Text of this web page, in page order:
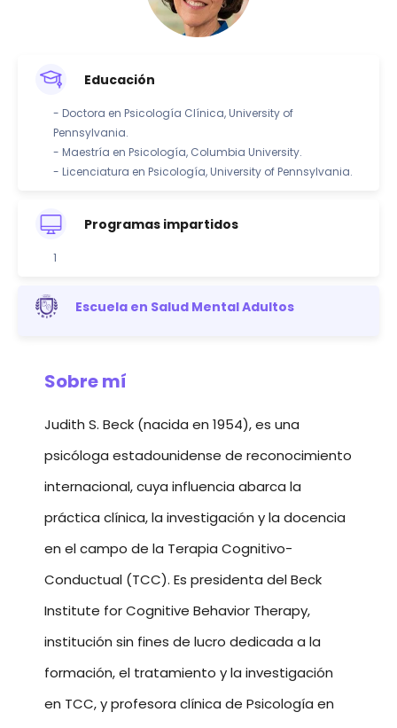
Educación
- Doctora en Psicología Clínica, University of
Pennsylvania.
- Maestría en Psicología, Columbia University.
- Licenciatura en Psicología, University of Pennsylvania.
Programas impartidos
1
Escuela en Salud Mental Adultos
Sobre mí
Judith S. Beck (nacida en 1954), es una
psicóloga estadounidense de reconocimiento
internacional, cuya influencia abarca la
práctica clínica, la investigación y la docencia
en el campo de la Terapia Cognitivo-
Conductual (TCC). Es presidenta del Beck
Institute for Cognitive Behavior Therapy,
institución sin fines de lucro dedicada a la
formación, el tratamiento y la investigación
en TCC, y profesora clínica de Psicología en